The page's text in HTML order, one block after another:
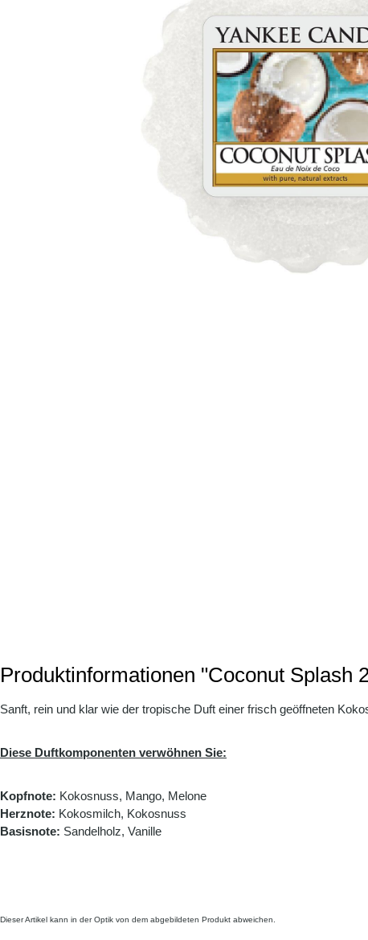
Produktinformationen "Coconut Splash
Sanft, rein und klar wie der tropische Duft einer frisch geöffneten
Diese Duftkomponenten verwöhnen Sie:
Kopfnote: Kokosnuss, Mango, Melone
Herznote: Kokosmilch, Kokosnuss
Basisnote: Sandelholz, Vanille
Dieser Artikel kann in der Optik von dem abgebildeten Produkt abweichen.